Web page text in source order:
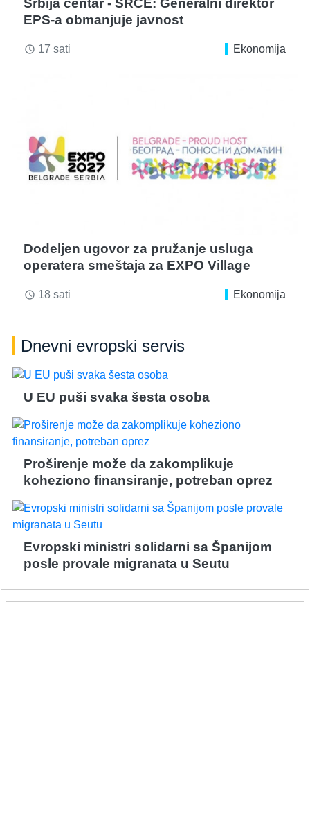
Srbija centar - SRCE: Generalni direktor
EPS-a obmanjuje javnost
access_time 17 sati Ekonomija
Dodeljen ugovor za pružanje usluga
operatera smeštaja za EXPO Village
access_time 18 sati Ekonomija
Dnevni evropski servis
U EU puši svaka šesta osoba
Proširenje može da zakomplikuje
koheziono finansiranje, potreban oprez
Evropski ministri solidarni sa Španijom
posle provale migranata u Seutu